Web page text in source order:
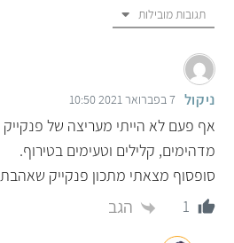
תגובות מובילות
ניקול 7 בפברואר 2021 10:50
אף פעם לא הייתי מעריצה של
מדהימים, קלילים וטעימים בטירוף.
סופסוף מצאתי מתכון פנקייק
1
הגב